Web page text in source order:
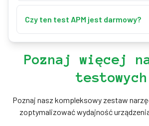
APM z najlepszego 5-sekundowego
celność.
Jako akcje liczą się tylko trafienia w
więc chybione kliknięcia marnują
skupionych sesjach, buduj precyzję
szybkością i zacznij od siatki 3×3, aby
równy rytm, zanim przejdziesz do
Czy ten test APM jest darmowy?
rejestracji. Twój rekord jest
twoim urządzeniu.
Poznaj więcej
testowych
Poznaj nasz kompleksowy zestaw
zoptymalizować wydajność